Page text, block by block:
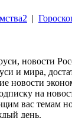
|
новости
и мира,
новости
на
вас темам
день.